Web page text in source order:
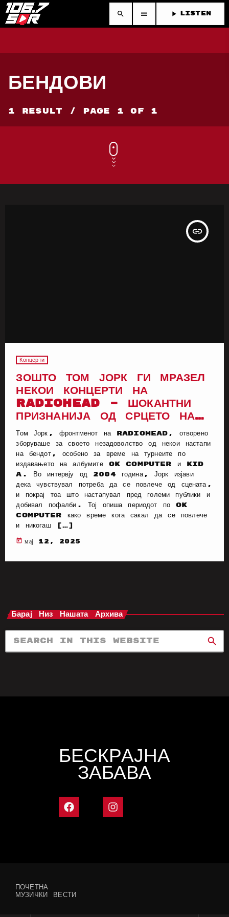
search menu play_arrow LISTEN
БЕНДОВИ
1 Result / Page 1 of 1
insert_link
Концерти
ЗОШТО ТОМ ЈОРК ГИ МРАЗЕЛ
НЕКОИ КОНЦЕРТИ НА
RADIOHEAD – ШОКАНТНИ
ПРИЗНАНИЈА ОД СРЦЕТО НА
СЦЕНАТА
Том Јорк, фронтменот на Radiohead, отворено
зборуваше за своето незадоволство од некои настапи
на бендот, особено за време на турнеите по
издавањето на албумите OK Computer и Kid
A. Во интервју од 2004 година, Јорк изјави
дека чувствувал потреба да се повлече од сцената,
и покрај тоа што настапувал пред големи публики и
добивал пофалби. Тој опиша периодот по OK
Computer како време кога сакал да се повлече
и никогаш […]
today мај 12, 2025
Барај Низ Нашата Архива
search
БЕСКРАЈНА
ЗАБАВА
ПОЧЕТНА
МУЗИЧКИ ВЕСТИ